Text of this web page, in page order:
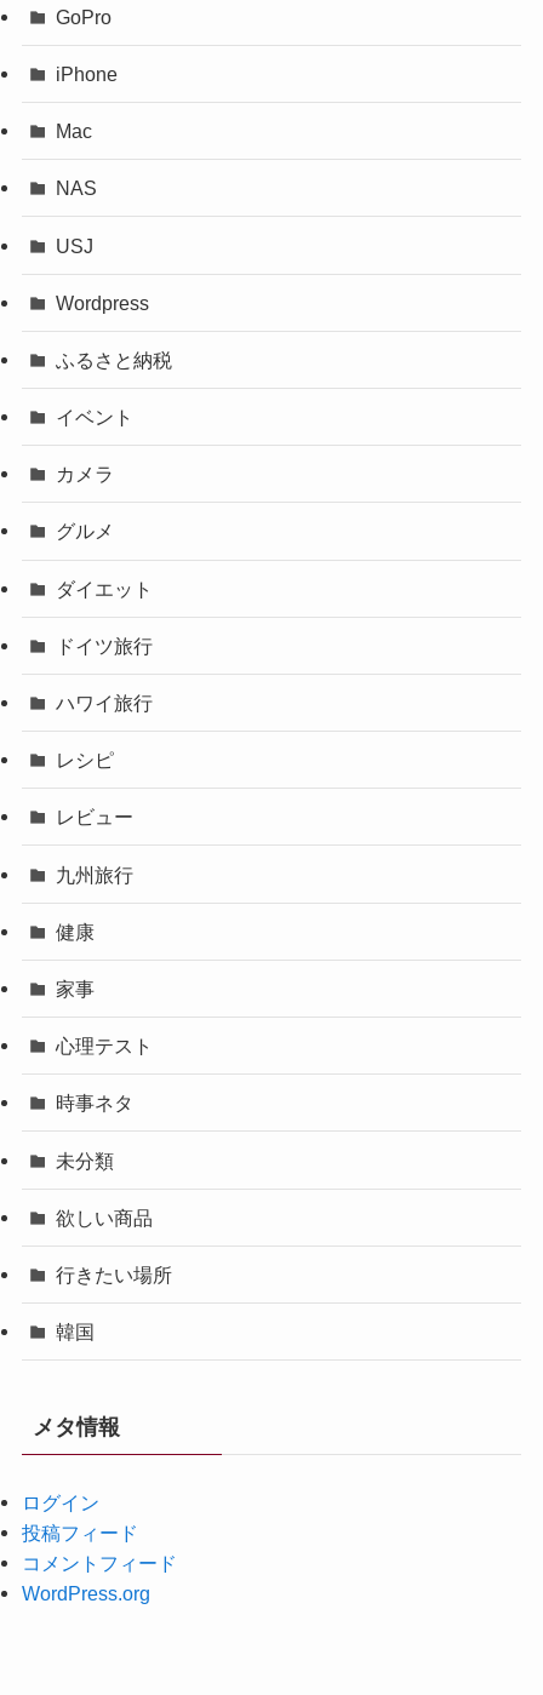
GoPro
iPhone
Mac
NAS
USJ
Wordpress
ふるさと納税
イベント
カメラ
グルメ
ダイエット
ドイツ旅行
ハワイ旅行
レシピ
レビュー
九州旅行
健康
家事
心理テスト
時事ネタ
未分類
欲しい商品
行きたい場所
韓国
メタ情報
ログイン
投稿フィード
コメントフィード
WordPress.org